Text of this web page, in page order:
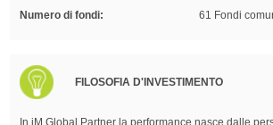
Numero di fondi: 61 Fondi
FILOSOFIA D'INVESTIMENTO
In iM Global Partner la performance nasce dalle